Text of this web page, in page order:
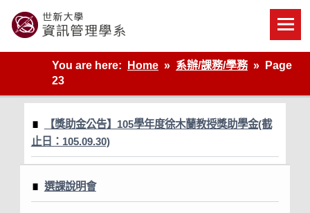
content
世新大學資管系網站
You are here:
Home 系辦/課務/學務
Page
23
【獎助金公告】105學年度徐木蘭教授獎助學金(截
止日：105.09.30)
選課說明會